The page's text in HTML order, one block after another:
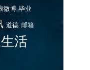
微博 毕业
道德 邮箱
活